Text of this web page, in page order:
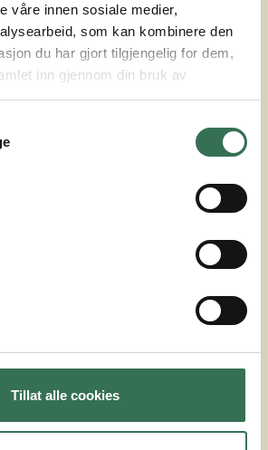
våre innen sosiale medier,
som kan kombinere den
du har gjort tilgjengelig for dem,
inn gjennom din bruk av
Tillat alle cookies
kan du logge
her
10, 1400 Ski
og næring